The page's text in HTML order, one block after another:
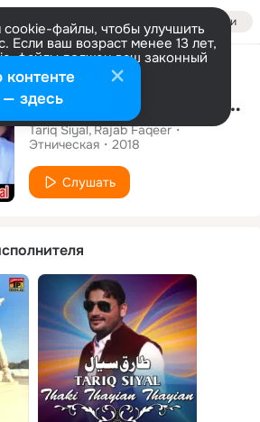
Войти
файлы, чтобы улучшить
Если ваш возраст менее 13 лет,
файлы должен ваш законный
Больше информации
Настроить
Альбом
Chand Kakran Man Nektal
Tariq Siyal Rajab Faqeer
Этническая
2018
Слушать
здесь